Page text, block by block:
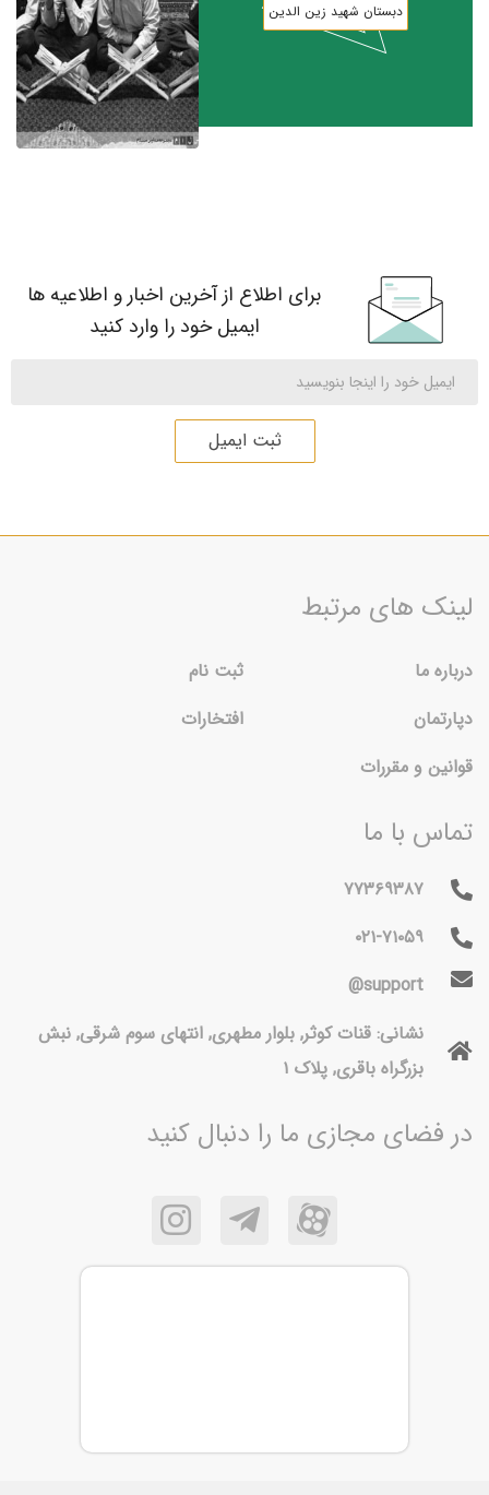
دبستان شهید زین الدین
برای اطلاع از آخرین اخبار و اطلاعیه ها
ایمیل خود را وارد کنید
ثبت ایمیل
لینک های مرتبط
درباره ما
ثبت نام
دپارتمان
افتخارات
قوانین و مقررات
تماس با ما
۷۷۳۶۹۳۸۷
۰۲۱-۷۱۰۵۹
support@
نشانی: قنات کوثر, بلوار مطهری, انتهای سوم شرقی, نبش
بزرگراه باقری, پلاک ۱
در فضای مجازی ما را دنبال کنید